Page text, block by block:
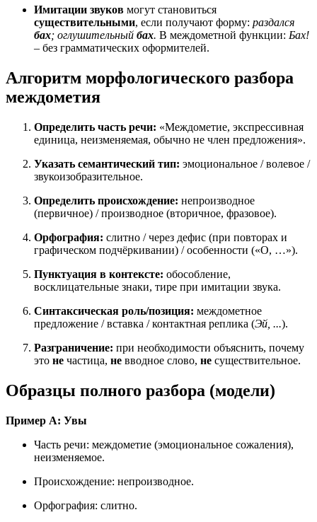
Имитации звуков могут становиться
существительными, если получают форму: раздался
бах; оглушительный бах. В междометной функции: Бах!
– без грамматических оформителей.
Алгоритм морфологического разбора
междометия
Определить часть речи: «Междометие, экспрессивная
единица, неизменяемая, обычно не член предложения».
Указать семантический тип: эмоциональное / волевое /
звукоизобразительное.
Определить происхождение: непроизводное
(первичное) / производное (вторичное, фразовое).
Орфография: слитно / через дефис (при повторах и
графическом подчёркивании) / особенности («О, …»).
Пунктуация в контексте: обособление,
восклицательные знаки, тире при имитации звука.
Синтаксическая роль/позиция: междометное
предложение / вставка / контактная реплика (Эй, ...).
Разграничение: при необходимости объяснить, почему
это не частица, не вводное слово, не существительное.
Образцы полного разбора (модели)
Пример А: Увы
Часть речи: междометие (эмоциональное сожаления),
неизменяемое.
Происхождение: непроизводное.
Орфография: слитно.